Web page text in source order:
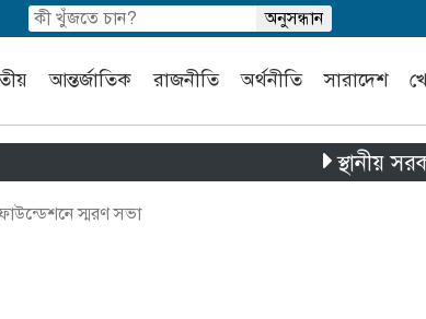
আন্তর্জাতিক রাজনীতি অর্থনীতি সারাদেশ
স্থানীয় সরকার
স্মরণ সভা